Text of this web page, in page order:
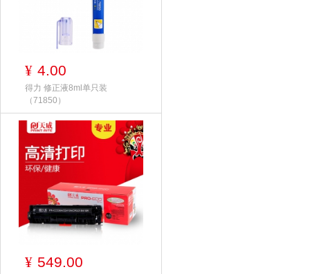
¥ 4.00
得力 修正液8ml单只装
（71850）
¥ 549.00